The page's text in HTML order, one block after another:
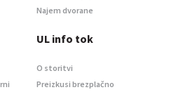
Najem dvorane
UL info tok
O storitvi
Preizkusi brezplačno